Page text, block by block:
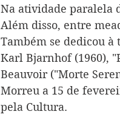
Na atividade paralela
Além disso, entre
Também se dedicou à
Karl Bjarnhof (1960),
Beauvoir ("Morte
Morreu a 15 de
pela Cultura.